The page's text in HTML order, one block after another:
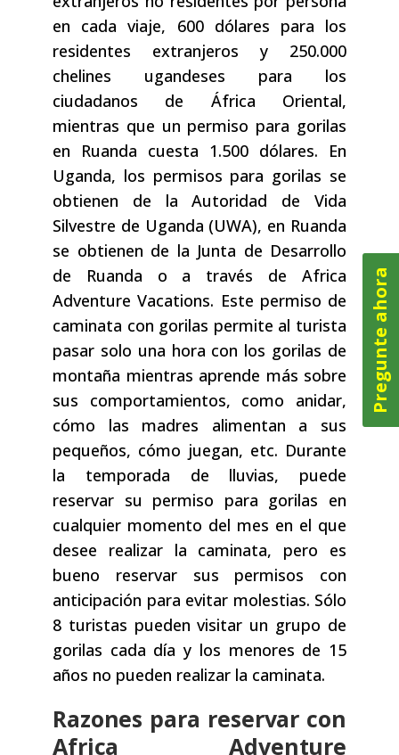
en cada viaje, 600 dólares para los
residentes extranjeros y 250.000
chelines ugandeses para los
ciudadanos de África Oriental,
mientras que un permiso para gorilas
en Ruanda cuesta 1.500 dólares. En
Uganda, los permisos para gorilas se
obtienen de la Autoridad de Vida
Silvestre de Uganda (UWA), en Ruanda
se obtienen de la Junta de Desarrollo
de Ruanda o a través de Africa
Adventure Vacations. Este permiso de
caminata con gorilas permite al turista
pasar solo una hora con los gorilas de
montaña mientras aprende más sobre
sus comportamientos, como anidar,
cómo las madres alimentan a sus
pequeños, cómo juegan, etc. Durante
la temporada de lluvias, puede
reservar su permiso para gorilas en
cualquier momento del mes en el que
desee realizar la caminata, pero es
bueno reservar sus permisos con
anticipación para evitar molestias. Sólo
8 turistas pueden visitar un grupo de
gorilas cada día y los menores de 15
años no pueden realizar la caminata.
Razones para reservar con
Africa Adventure
Pregunte ahora